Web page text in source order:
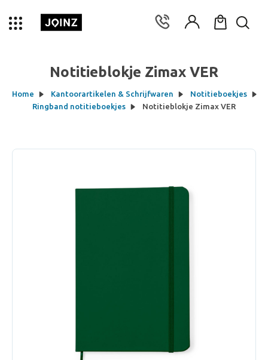
Notitieblokje Zimax VER
Home Kantoorartikelen & Schrijfwaren
Notitieboekjes
Ringband notitieboekjes
Notitieblokje Zimax VER